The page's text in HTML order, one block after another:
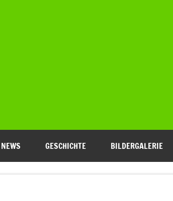
NEWS GESCHICHTE BILDERGALERIE